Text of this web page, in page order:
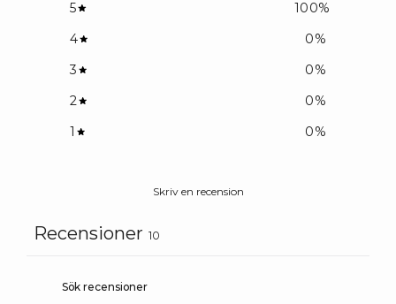
5 100%
4
0%
3
0%
2
0%
1
0%
Skriv en recension
Recensioner 10